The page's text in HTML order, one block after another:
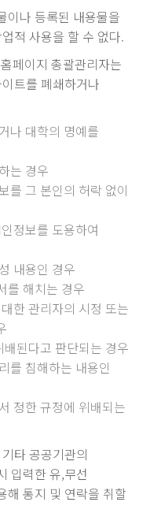
이나 등록된 내용물을
적 사용을 할 수 없다.
페이지 총괄관리자는
트를 폐쇄하거나
나 대학의 명예를
는 경우
를 그 본인의 허락 없이
정보를 도용하여
내용인 경우
를 해치는 경우
한 관리자의 시정 또는
된다고 판단되는 경우
를 침해하는 내용인
정한 규정에 위배되는
타 공공기관의
입력한 유,무선
해 통지 및 연락을 취할